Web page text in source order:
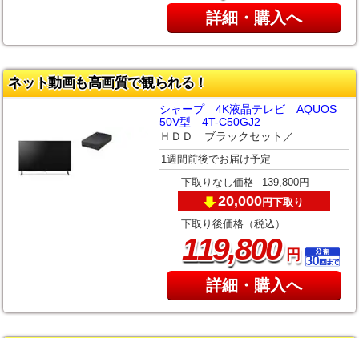
詳細・購入へ
ネット動画も高画質で観られる！
シャープ 4K液晶テレビ AQUOS
50V型 4T-C50GJ2
ＨＤＤ ブラックセット／
1週間前後でお届け予定
下取りなし価格 139,800円
20,000円下取り
下取り後価格（税込）
119,800円
詳細・購入へ